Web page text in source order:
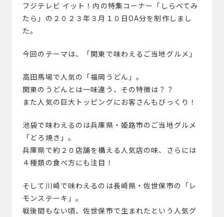
フジテレビ イット！内の特集コーナー「しらべてみ
たら」の２０２３年３月１０日OA分を制作しまし
た。
今回のテーマは、「関東で味わえるご当地グルメ」
高田馬場で人気の「福岡うどん」。
関東のうどんとは一味違う、その特徴は？？
また人気の巨大トッピングにお客さんもびっくり！
池袋で味わえるのは兵庫県・姫路市のご当地グルメ
「どろ焼き」。
兵庫県で約２０店舗を構える人気店の味、さらには
４種類の食べ方にも注目！
そして川崎で味わえるのは長崎県・佐世保市の「レ
モンステーキ」。
戦後間もない頃、佐世保市で生まれたという人気グ